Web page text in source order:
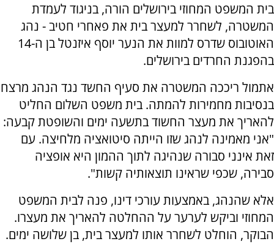
בית המשפט המחוזי בירושלים הורה, בניגוד לעמדת
המשטרה, לשחרר למעצר בית את פאחרי חטיב - נהג
האוטובוס שדרס למוות את הנער יוסף איזנטל בן ה-14
בהפגנת החרדים בירושלים.
אתמול ריככה המשטרה את סעיף החשד נגד הנהג מרצח
בנסיבות מחמירות להמתה. בית משפט השלום החליט
להאריך את מעצר החשוד בתשעה ימים והשופטת קבעה:
"אני מאמינה לנהג שזו הייתה סיטואציה מלחיצה. עם
זאת אינני סבורה שנהיגה לתוך ההמון היא אופציה
סבירה, שכפי שראינו תוצאותיה קשות".
אלא שהנהג, באמצעות עורכי דינו, פנה לבית המשפט
המחוזי וביקש לערער על ההחלטה להאריך את מעצרו.
הבוקר, הוחלט לשחרר אותו למעצר בית, בן שלושה ימים.